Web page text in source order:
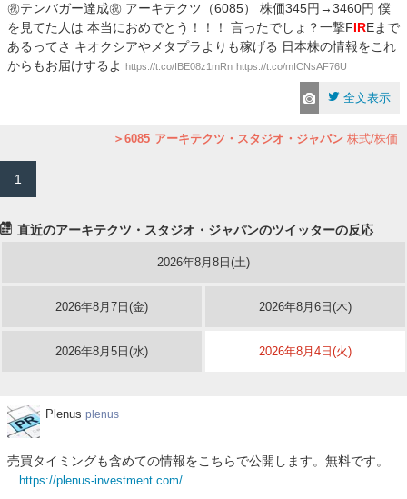
㊗テンバガー達成㊗ アーキテクツ（6085） 株価345円→3460円 僕
を見てた人は 本当におめでとう！！！ 言ったでしょ？一撃FIREまで
あるってさ キオクシアやメタプラよりも稼げる 日本株の情報をこれ
からもお届けするよ https://t.co/IBE08z1mRn https://t.co/mICNsAF76U
全文表示
6085 アーキテクツ・スタジオ・ジャパン 株式/株価
1
直近のアーキテクツ・スタジオ・ジャパンのツイッターの反応
2026年8月8日(土)
2026年8月7日(金) 2026年8月6日(木)
2026年8月5日(水) 2026年8月4日(火)
Plenus
Plenus plenus
売買タイミングも含めての情報をこちらで公開します。無料です。
https://plenus-investment.com/